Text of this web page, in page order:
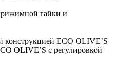
гайки и
конструкцией ECO OLIVE’S
OLIVE’S с регулировкой